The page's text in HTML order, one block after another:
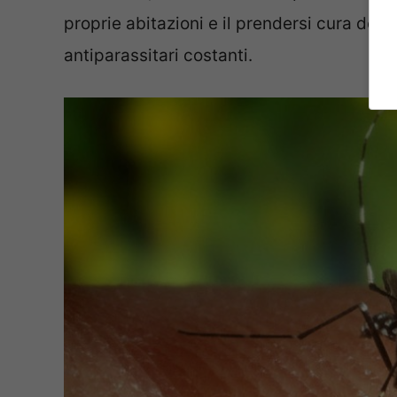
proprie abitazioni e il prendersi cura
antiparassitari costanti.